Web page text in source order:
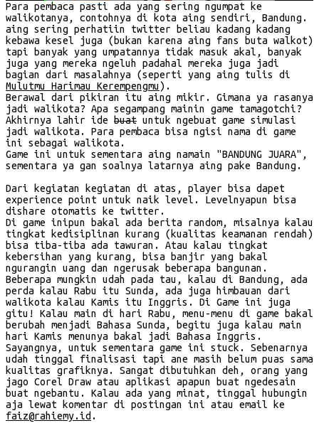
Para pembaca pasti ada yang sering ngumpat ke
walikotanya, contohnya di kota aing sendiri, Bandung.
aing sering perhatiin twitter beliau kadang kadang
kebawa kesel juga (bukan karena aing fans buta walkot)
tapi banyak yang umpatannya tidak masuk akal, banyak
juga yang mereka ngeluh padahal mereka juga jadi
bagian dari masalahnya (seperti yang aing tulis di
Mulutmu Harimau Kerempengmu).
Berawal dari pikiran itu aing mikir. Gimana ya rasanya
jadi walikota? Apa segampang mainin game tamagotchi?
Akhirnya lahir ide buat untuk ngebuat game simulasi
jadi walikota. Para pembaca bisa ngisi nama di game
ini sebagai walikota.
Game ini untuk sementara aing namain "BANDUNG JUARA",
sementara ya gan soalnya latarnya aing pake Bandung.
Dari kegiatan kegiatan di atas, player bisa dapet
experience point untuk naik level. Levelnyapun bisa
dishare otomatis ke twitter.
Di game inipun bakal ada berita random, misalnya kalau
tingkat kedisiplinan kurang (kualitas keamanan rendah)
bisa tiba-tiba ada tawuran. Atau kalau tingkat
kebersihan yang kurang, bisa banjir yang bakal
ngurangin uang dan ngerusak beberapa bangunan.
Beberapa mungkin udah pada tau, kalau di Bandung, ada
perda kalau Rabu itu Sunda, ada juga himbauan dari
walikota kalau Kamis itu Inggris. Di Game ini juga
gitu! Kalau main di hari Rabu, menu-menu di game bakal
berubah menjadi Bahasa Sunda, begitu juga kalau main
hari Kamis menunya bakal jadi Bahasa Inggris.
Sayangnya, untuk sementara game ini stuck. Sebenarnya
udah tinggal finalisasi tapi ane masih belum puas sama
kualitas grafiknya. Sangat dibutuhkan deh, orang yang
jago Corel Draw atau aplikasi apapun buat ngedesain
buat ngebantu. Kalau ada yang minat, tinggal hubungin
aja lewat komentar di postingan ini atau email ke
faiz@rahiemy.id .